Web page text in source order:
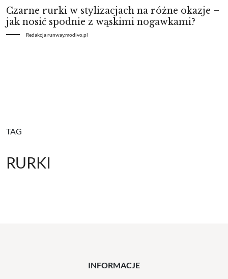
Czarne rurki w stylizacjach na różne okazje –
jak nosić spodnie z wąskimi nogawkami?
Redakcja runway.modivo.pl
TAG
RURKI
INFORMACJE